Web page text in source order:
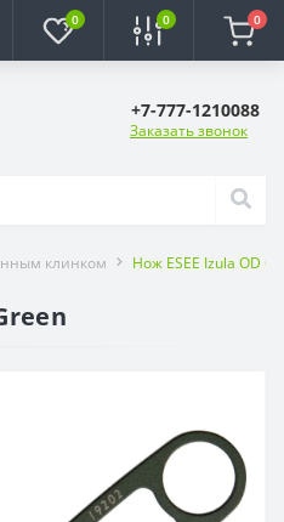
0 0 0
+7-777-1210088
Заказать звонок
клинком Нож ESEE Izula OD